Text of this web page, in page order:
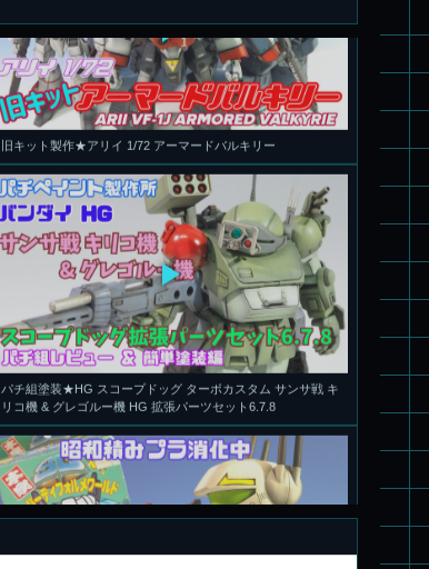
旧キット製作★アリイ 1/72 アーマードバルキリー
パチ組塗装★HG スコープドッグ ターボカスタム サンサ戦 キ
リコ機 & グレゴルー機 HG 拡張パーツセット6.7.8